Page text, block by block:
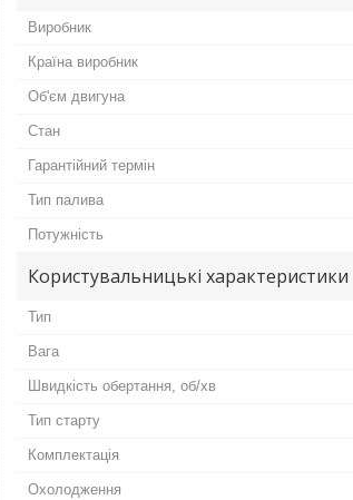
Виробник
Країна виробник
Об'єм двигуна
Стан
Гарантійний термін
Тип палива
Потужність
Користувальницькі характеристики
Тип
Вага
Швидкість обертання, об/хв
Тип старту
Комплектація
Охолодження